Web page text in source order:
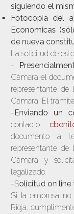
siguiendo el
Fotocopia del
Económicas
de nueva
La solicitud de
-
Cámara el
representante
Cámara. El
- Enviando un
contacto
documento a
representante
Cámara y
legalizado.
-Solicitud on
Si la empresa
Rioja,